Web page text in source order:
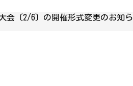
会〔2/6〕の開催形式変更のお知ら